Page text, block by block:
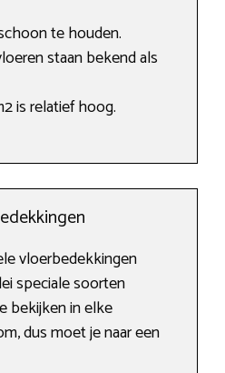
te houden.
staan bekend als
is relatief hoog.
vloerbedekkingen
speciale soorten
bekijken in elke
dus moet je naar een